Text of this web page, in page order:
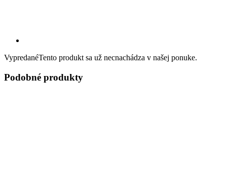
VypredanéTento produkt sa už necnachádza v našej ponuke.
Podobné produkty